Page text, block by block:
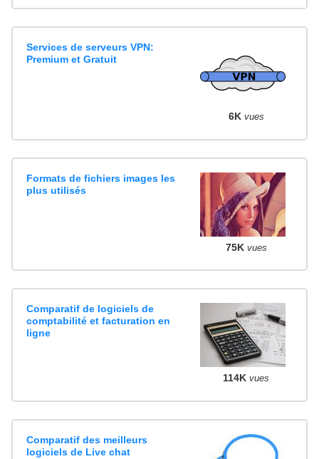
Services de serveurs VPN:
Premium et Gratuit
6K vues
Formats de fichiers images les
plus utilisés
75K vues
Comparatif de logiciels de
comptabilité et facturation en
ligne
114K vues
Comparatif des meilleurs
logiciels de Live chat